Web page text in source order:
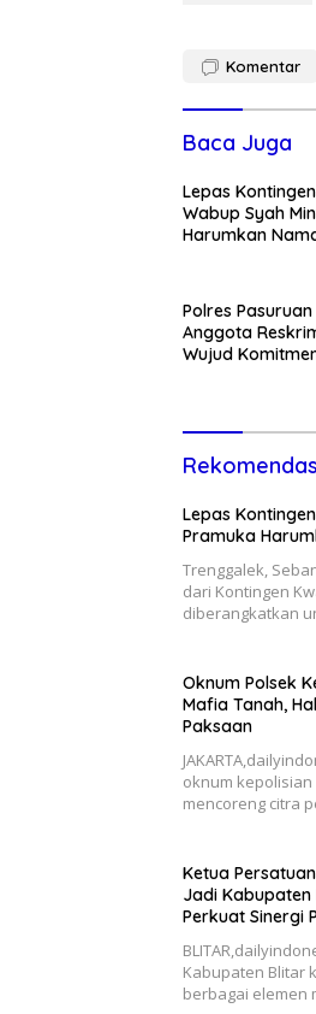
Komentar
Baca Juga
Lepas
Wabup Syah
Harumkan
Polres
Anggota
Wujud
Lepas
Pramuka
Trenggalek,
dari Kontingen
diberangkatkan
Oknum Polsek
Mafia Tanah,
Paksaan
oknum
mencoreng citra
Ketua
Jadi
Perkuat Sinergi
Kabupaten Blitar
berbagai elemen